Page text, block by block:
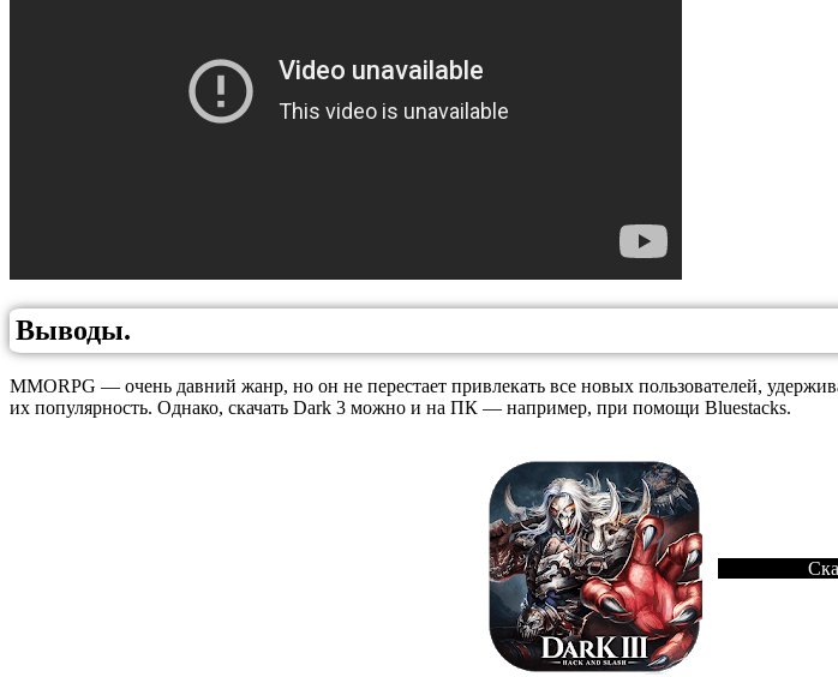
Выводы.
MMORPG — очень давний жанр, но он не перестает привлекать все новых пользователей,
их популярность. Однако, скачать Dark 3 можно и на ПК — например, при помощи Bluestacks.